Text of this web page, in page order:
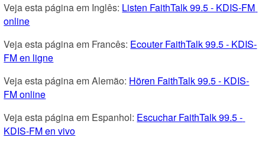
Veja esta página em Inglês: Listen FaithTalk 99.5 - KDIS-FM
online
Veja esta página em Francês: Ecouter FaithTalk 99.5 - KDIS-
FM en ligne
Veja esta página em Alemão: Hören FaithTalk 99.5 - KDIS-
FM online
Veja esta página em Espanhol: Escuchar FaithTalk 99.5 -
KDIS-FM en vivo